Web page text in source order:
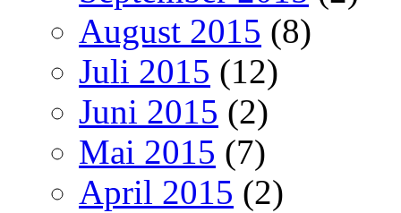
August 2015 (8)
Juli 2015 (12)
Juni 2015 (2)
Mai 2015 (7)
April 2015 (2)